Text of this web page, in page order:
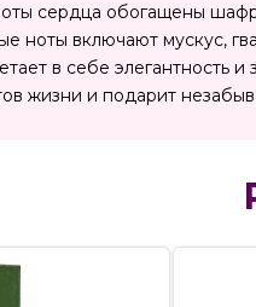
сердца обогащены
ноты включают мускус,
в себе элегантность
жизни и подарит